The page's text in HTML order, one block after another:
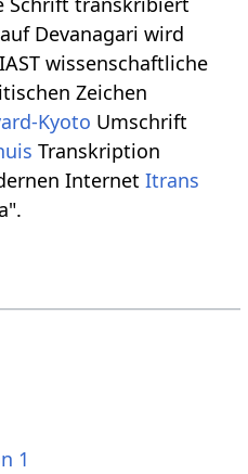
Devanagari wird
wissenschaftliche
Zeichen
Kyoto Umschrift
Transkription
InternetItrans
1